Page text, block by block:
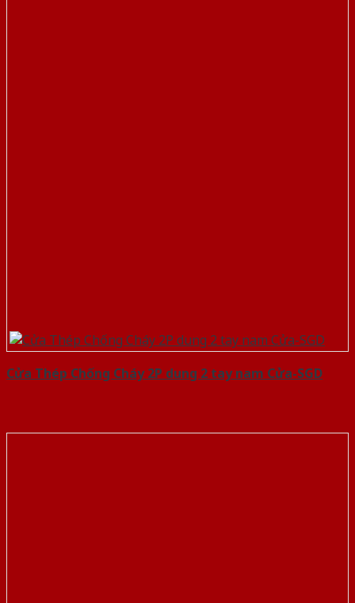
Cửa Thép Chống Cháy 2P dung 2 tay nam Cửa-SGD